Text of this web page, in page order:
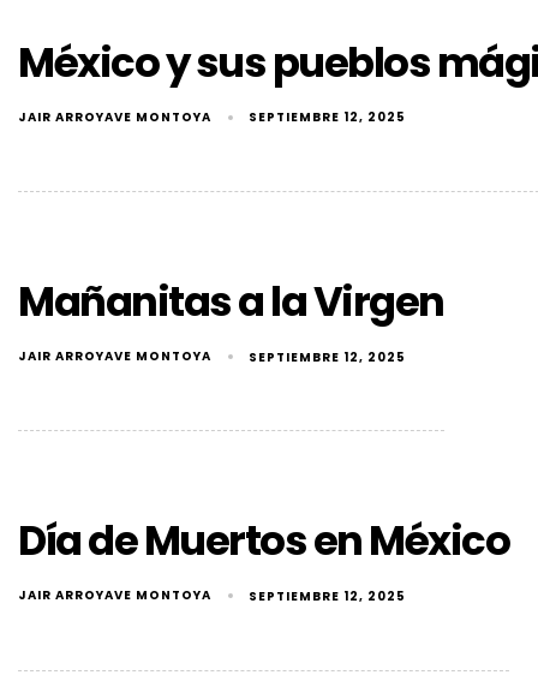
México y sus pueblos
JAIR ARROYAVE MONTOYA SEPTIEMBRE 12, 2025
Mañanitas a la Virgen
JAIR ARROYAVE MONTOYA SEPTIEMBRE 12, 2025
Día de Muertos en México
JAIR ARROYAVE MONTOYA SEPTIEMBRE 12, 2025